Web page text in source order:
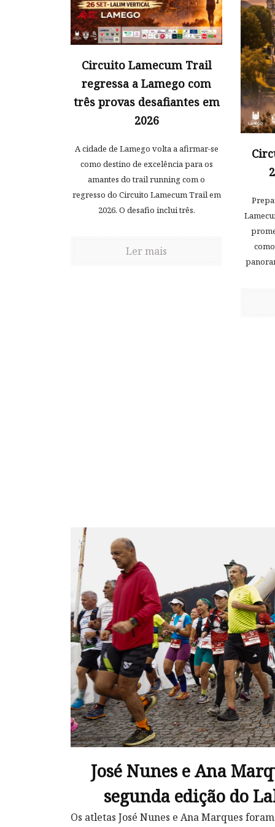
Circuito Lamecum Trail
regressa a Lamego com
três provas desafiantes em
2026
A cidade de Lamego volta a afirmar-se
como destino de excelência para os
amantes do trail running com o
regresso do Circuito Lamecum Trail em
2026. O desafio inclui três.
Ler mais
José Nunes e Ana
segunda edição do
Os atletas José Nunes e Ana Marques